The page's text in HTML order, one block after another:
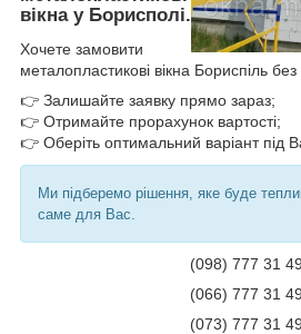
вікна у Борисполі.
Хочете замовити
металопластикові вікна Бориспіль
👉 Залишайте заявку прямо зараз;
👉 Отримайте прорахунок вартості;
👉 Оберіть оптимальний варіант під
Ми підберемо рішення, яке буде
саме для Вас.
(098) 777 31
(066) 777 31
(073) 777 31